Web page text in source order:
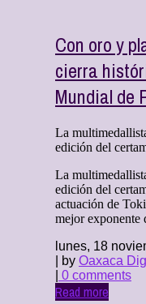
Con oro y
cierra
Mundial de
La
edición del
La
edición del
actuación de
mejor exponente
lunes, 18
| by Oaxaca
0 comments
Read more